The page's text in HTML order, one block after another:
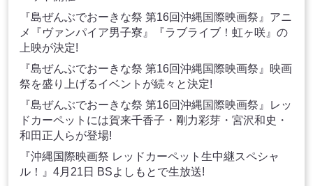
『島ぜんぶでおーきな祭 第16回沖縄国際映画祭』アニ
メ『ヴァンパイア男子寮』『ラブライブ！虹ヶ咲』の
上映が決定!
『島ぜんぶでおーきな祭 第16回沖縄国際映画祭』映画
祭を盛り上げるイベントが続々と決定!
『島ぜんぶでおーきな祭 第16回沖縄国際映画祭』レッ
ドカーペットには賀来千香子・剛力彩芽・宮沢和史・
和田正人らが登場!
『沖縄国際映画祭 レッドカーペット生中継スペシャ
ル！』4月21日 BSよしもとで生放送!